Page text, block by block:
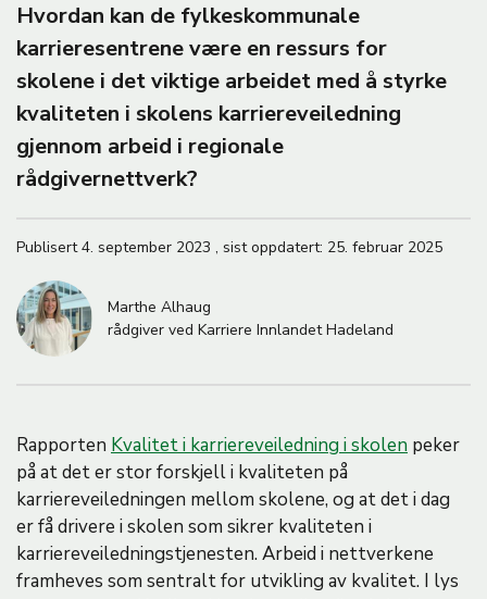
L
E
T
E
M
Hvordan kan de fylkeskommunale
karrieresentrene være en ressurs for
skolene i det viktige arbeidet med å styrke
kvaliteten i skolens karriereveiledning
gjennom arbeid i regionale
rådgivernettverk?
Publisert4. september 2023 , sist oppdatert: 25. februar 2025
Marthe Alhaug
rådgiver ved Karriere Innlandet Hadeland
Rapporten Kvalitet i karriereveiledning i skolen peker
på at det er stor forskjell i kvaliteten på
karriereveiledningen mellom skolene, og at det i dag
er få drivere i skolen som sikrer kvaliteten i
karriereveiledningstjenesten. Arbeid i nettverkene
framheves som sentralt for utvikling av kvalitet. I lys